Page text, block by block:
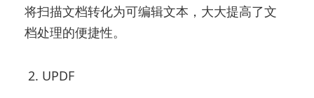
将扫描文档转化为可编辑文本，大大提高了文
档处理的便捷性。
2. UPDF